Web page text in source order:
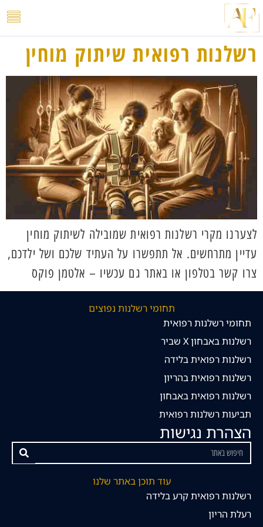
לתוכן
רשלנות רפואית שיתוק מוחין
לצערנו מקרי רשלנות רפואית שמובילה לשיתוק מוחין
עדיין מתרחשים. אל תתפשרו על העתיד שלכם ושל ילדכם,
צרו קשר בטלפון או באתר גם עכשיו – אלטמן פוקס
תחומי רשלנות נפוצים
תחומי רשלנות רפואית
רשלנות באבחון X שביר
רשלנות רפואית בלידה
רשלנות רפואית בהריון
רשלנות רפואית באבחון
תביעות רשלנות רפואית
הצהרת נגישות
עוד תוכן באתר שלנו
רשלנות רפואית קרע בלידה
רעלת הריון